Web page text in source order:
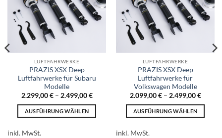
LUFTFAHRWERKE
PRAZIS XSX Deep
Luftfahrwerke für Subaru
Modelle
2.299,00€– 2.499,00€
AUSFÜHRUNG WÄHLEN
inkl. MwSt.
LUFTFAHRWERKE
PRAZIS XSX Deep
Luftfahrwerke für
Volkswagen Modelle
2.099,00€– 2.499,00€
AUSFÜHRUNG WÄHLEN
inkl. MwSt.